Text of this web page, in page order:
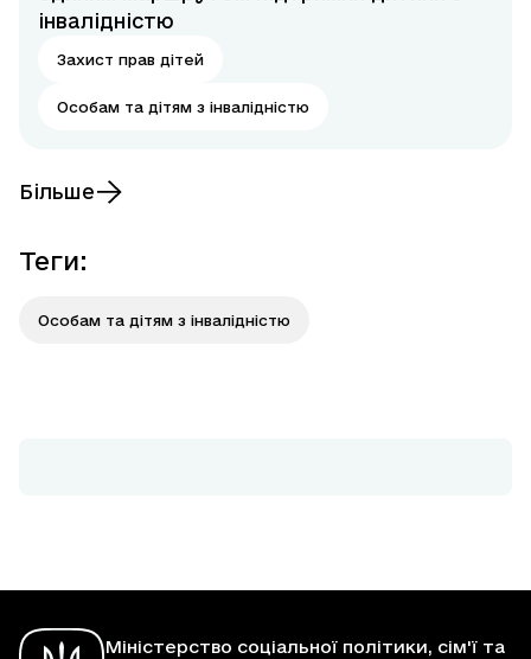
Більше
інвалідністю
Захист прав дітей
Особам та дітям з інвалідністю
Теги:
Особам та дітям з інвалідністю
Міністерство соціальної політики, сім'ї та